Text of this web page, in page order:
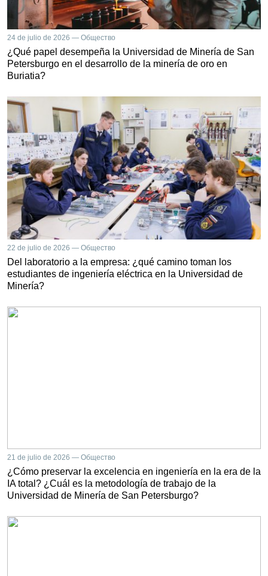
24 de julio de 2026 — Общество
¿Qué papel desempeña la Universidad de Minería de San
Petersburgo en el desarrollo de la minería de oro en
Buriatia?
22 de julio de 2026 — Общество
Del laboratorio a la empresa: ¿qué camino toman los
estudiantes de ingeniería eléctrica en la Universidad de
Minería?
21 de julio de 2026 — Общество
¿Cómo preservar la excelencia en ingeniería en la era de la
IA total? ¿Cuál es la metodología de trabajo de la
Universidad de Minería de San Petersburgo?